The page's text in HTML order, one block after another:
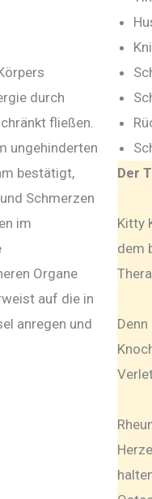
durch
fließen.
ungehinderten
bestätigt,
Schmerzen
im
Organe
auf die in
anregen und
Der
Kitty
dem